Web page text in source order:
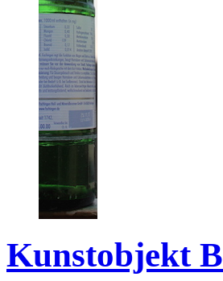
Kunstobjekt